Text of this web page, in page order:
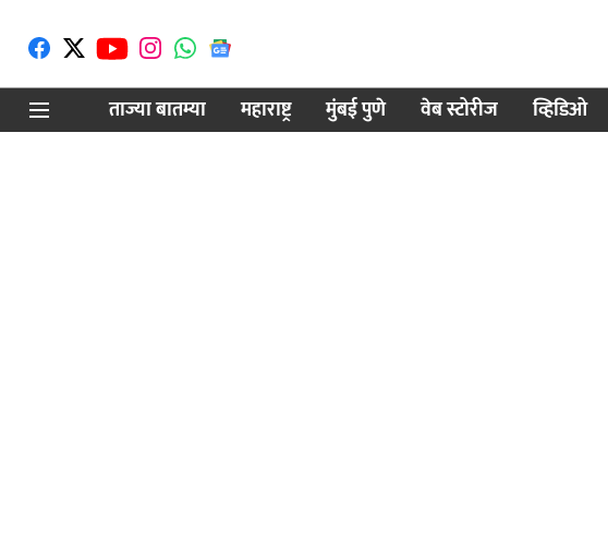
ताज्या बातम्या
महाराष्ट्र मुंबई पुणे वेब स्टोरीज व्हिडिओ